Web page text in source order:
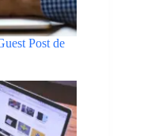
Post de